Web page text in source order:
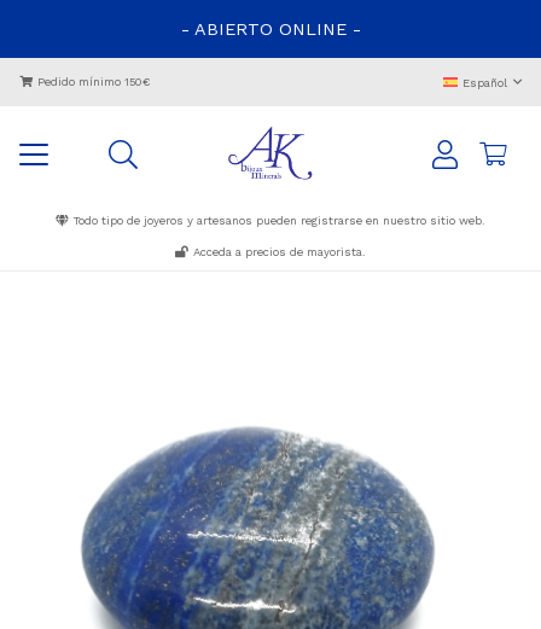
- ABIERTO ONLINE -
Pedido mínimo 150€ Español
Todo tipo de joyeros y artesanos pueden registrarse en nuestro sitio web.
Acceda a precios de mayorista.